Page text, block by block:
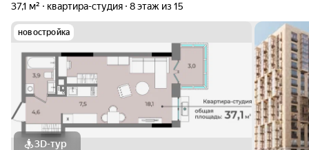
37,1 м²
квартира-студия 8 этаж из 15
новостройка
3D-тур